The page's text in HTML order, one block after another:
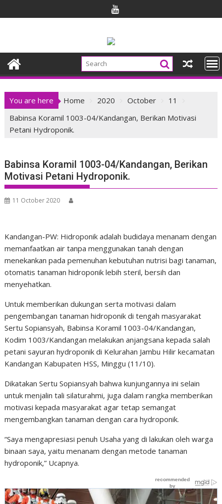
to
You are here Home 2020 October
11
Babinsa Koramil 1003-04/Kandangan, Berikan Motivasi
Petani Hydroponik.
Babinsa Koramil 1003-04/Kandangan, Berikan
Motivasi Petani Hydroponik.
11 October 2020
Kandangan-PW: Hidroponik adalah budidaya menanam dengan
memanfaatkan air tanpa menggunakan tanah dengan
menekankan pada pemenuhan kebutuhan nutrisi bagi tanaman,
otomatis tanaman hidroponik lebih steril, bersih dan
menyehatkan.
Untuk memberikan dukungan serta motivasi dalam
pengembangan tanaman hidroponik di tengah masyarakat
Sertu Sopiansyah, Babinsa Koramil 1003-04/Kandangan,
Kodim 1003/Kandangan melakukan anjangsana kepada salah
petani sayuran hydroponik di Kelurahan Jambu Hilir kecamatan
Kandangan Kabupaten HSS, Minggu (11/10).
Dikatakan Sertu Sopiansyah bahwa kunjungannya ini selain
untuk menjalin tali silaturahmi, juga dalam rangka memberikan
motivasi kepada masyarakat agar tetap semangat
mengembangkan tanaman dengan cara hydroponik.
“Saya mengapresiasi penuh Usaha yang di lakukan oleh warga
binaan saya, yaitu menanam dengan metode tanaman
hydroponik,” Ucapnya.